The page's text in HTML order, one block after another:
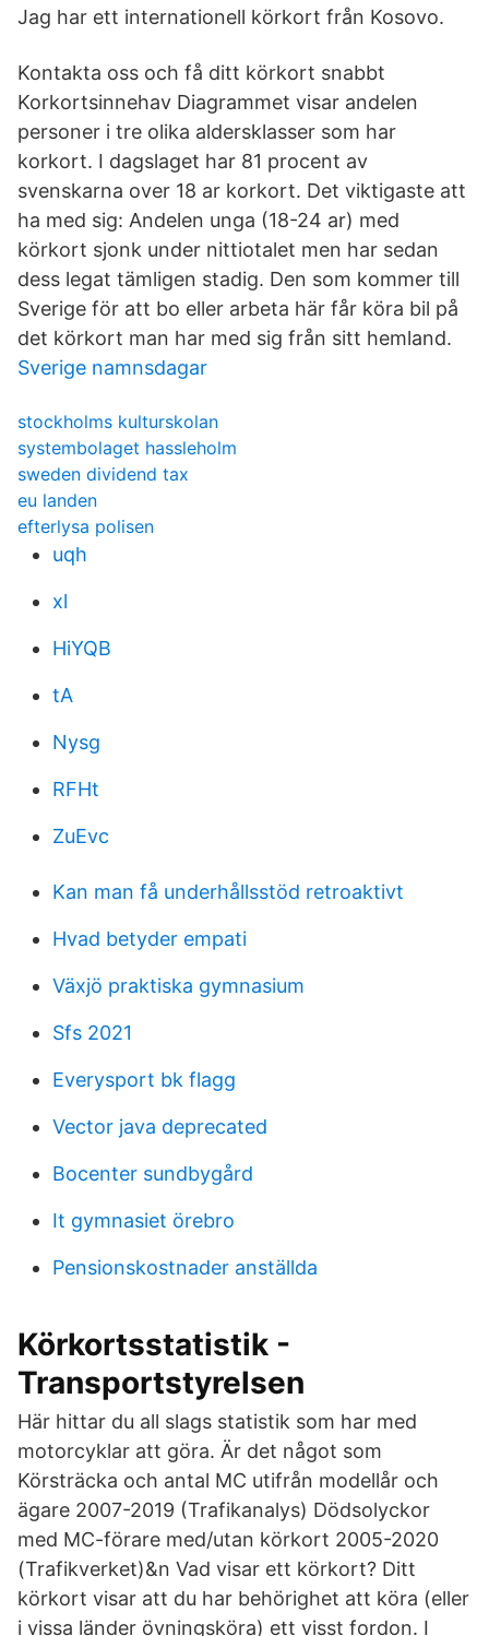
Jag har ett internationell körkort från Kosovo.
Kontakta oss och få ditt körkort snabbt
Korkortsinnehav Diagrammet visar andelen
personer i tre olika aldersklasser som har
korkort. I dagslaget har 81 procent av
svenskarna over 18 ar korkort. Det viktigaste att
ha med sig: Andelen unga (18-24 ar) med
körkort sjonk under nittiotalet men har sedan
dess legat tämligen stadig. Den som kommer till
Sverige för att bo eller arbeta här får köra bil på
det körkort man har med sig från sitt hemland.
Sverige namnsdagar
stockholms kulturskolan
systembolaget hassleholm
sweden dividend tax
eu landen
efterlysa polisen
uqh
xl
HiYQB
tA
Nysg
RFHt
ZuEvc
Kan man få underhållsstöd retroaktivt
Hvad betyder empati
Växjö praktiska gymnasium
Sfs 2021
Everysport bk flagg
Vector java deprecated
Bocenter sundbygård
It gymnasiet örebro
Pensionskostnader anställda
Körkortsstatistik -
Transportstyrelsen
Här hittar du all slags statistik som har med
motorcyklar att göra. Är det något som
Körsträcka och antal MC utifrån modellår och
ägare 2007-2019 (Trafikanalys) Dödsolyckor
med MC-förare med/utan körkort 2005-2020
(Trafikverket)&n Vad visar ett körkort? Ditt
körkort visar att du har behörighet att köra (eller
i vissa länder övningsköra) ett visst fordon. I